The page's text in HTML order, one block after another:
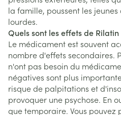
la famille, poussent les
lourdes.
Quels sont les effets de Rilatin
Le médicament est souvent
nombre d'effets secondaires.
n'ont pas besoin du
négatives sont plus
risque de palpitations et
provoquer une psychose. En
que temporaire. Vous